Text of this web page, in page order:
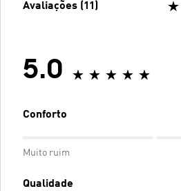
Avaliações (11)
5.0
Conforto
Muito ruim
Qualidade